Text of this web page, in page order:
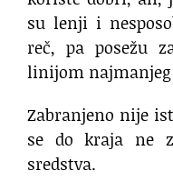
su lenji i
reč, pa posežu
linijom najmanjeg
Zabranjeno nije
se do kraja ne
sredstva.